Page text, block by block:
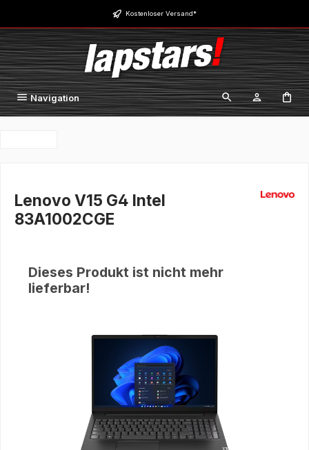
Zum Hauptinhalt springen Kostenloser Versand*
Navigation
Lenovo V15 G4 Intel
83A1002CGE
Dieses Produkt ist nicht mehr
lieferbar!